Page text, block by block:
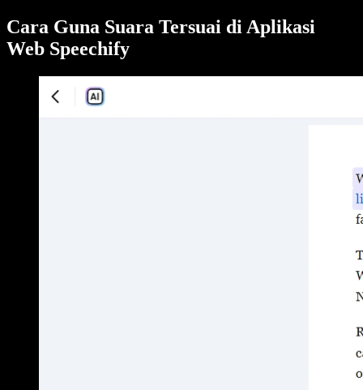
Cara Guna Suara Tersuai di Aplikasi
Web Speechify